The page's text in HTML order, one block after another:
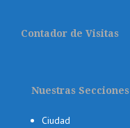
Contador de Visitas
Nuestras Secciones
Ciudad